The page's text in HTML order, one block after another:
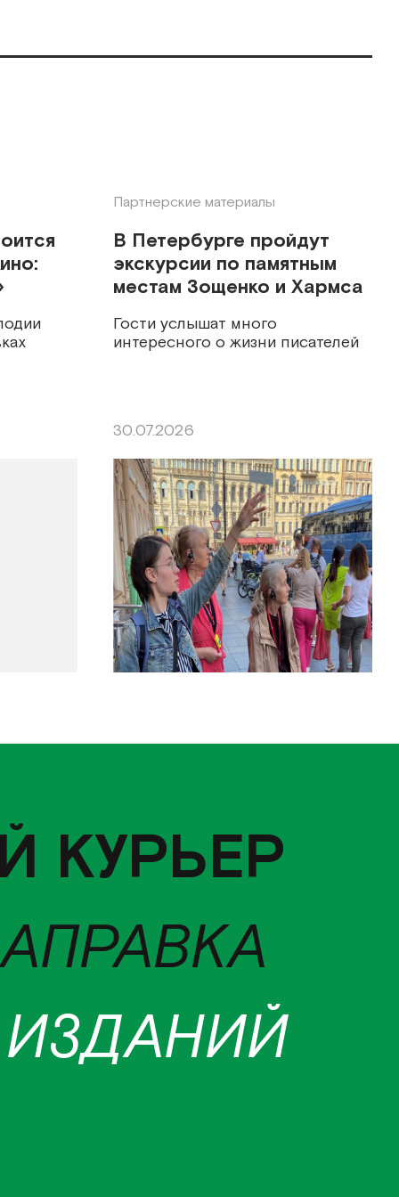
Партнерские материалы
В Петербурге пройдут
экскурсии по памятным
местам Зощенко и Хармса
Гости услышат много
интересного о жизни писателей
30.07.2026
КУРЬЕР